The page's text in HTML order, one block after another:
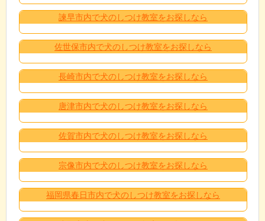
諫早市内で犬のしつけ教室をお探しなら
佐世保市内で犬のしつけ教室をお探しなら
長崎市内で犬のしつけ教室をお探しなら
唐津市内で犬のしつけ教室をお探しなら
佐賀市内で犬のしつけ教室をお探しなら
宗像市内で犬のしつけ教室をお探しなら
福岡県春日市内で犬のしつけ教室をお探しなら